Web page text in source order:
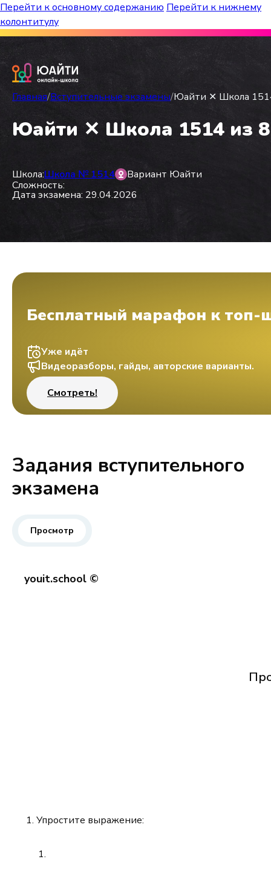
Перейти к основному содержанию Перейти к нижнему
колонтитулу
Бесплатный марафон к топ-школам!
Главная/Вступительные экзамены/Юайти ✕ Школа
Юайти ✕ Школа 1514 из 8
Школа:Школа № 1514
Вариант Юайти
Сложность:
Дата экзамена: 29.04.2026
Бесплатный марафон к топ-
Уже идёт
Видеоразборы, гайды, авторские варианты.
Смотреть!
Задания вступительного
экзамена
Просмотр
youit.school ©
Упростите выражение: